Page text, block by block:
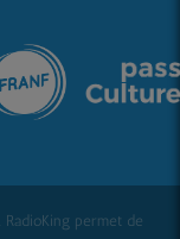
. RadioKing permet de